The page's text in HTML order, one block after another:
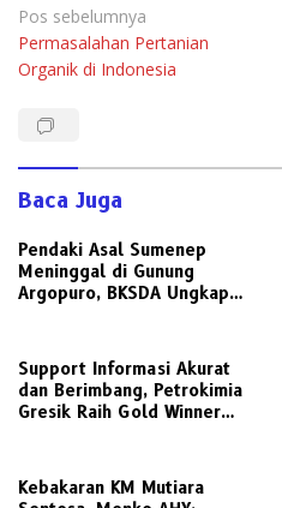
Navigasi
pos
Pos sebelumnya
Permasalahan Pertanian
Organik di Indonesia
Baca Juga
Pendaki Asal Sumenep
Meninggal di Gunung
Argopuro, BKSDA Ungkap
Support Informasi Akurat
dan Berimbang, Petrokimia
Gresik Raih Gold Winner
Kebakaran KM Mutiara